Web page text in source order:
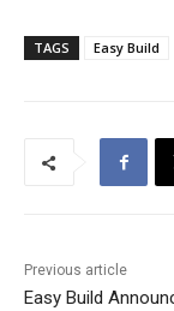
TAGS Easy Build
Previous article
Easy Build